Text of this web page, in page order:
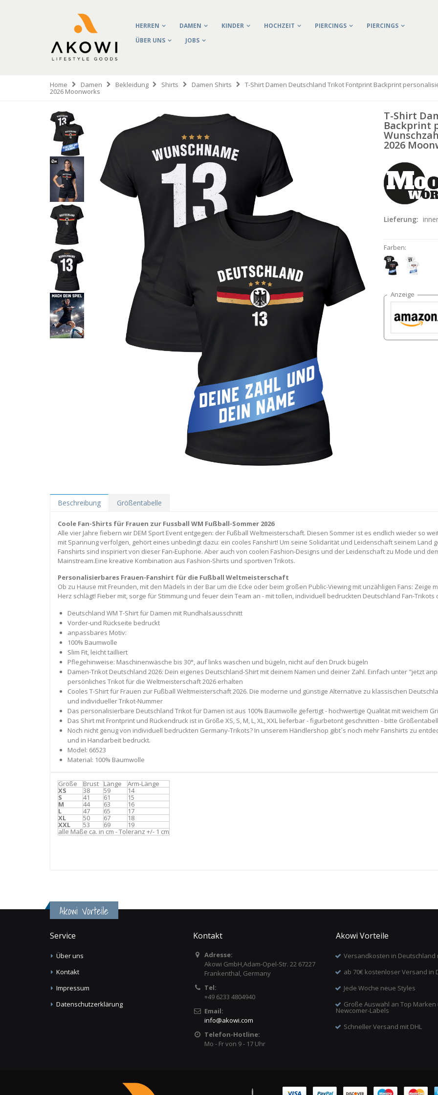
HERREN DAMEN KINDER HOCHZEIT PIERCINGS
PIERCINGS
ÜBER UNS
JOBS
Home Damen Bekleidung Shirts Damen Shirts T-Shirt Damen Deutschland Trikot Fontprint Backprint
2026 Moonworks
T-Shirt
Backprint
2026
Lieferung:
Farben:
Beschreibung Größentabelle
Coole Fan-Shirts für Frauen zur Fussball WM Fußball-Sommer 2026
Alle vier Jahre fiebern wir DEM Sport Event entgegen: der Fußball Weltmeisterschaft. Diesen Sommer ist es endlich wieder so
mit Spannung verfolgen, gehört eines unbedingt dazu: ein cooles Fanshirt! Um seine Solidarität und Leidenschaft seinem
Fanshirts sind inspiriert von dieser Fan-Euphorie. Aber auch von coolen Fashion-Designs und der Leidenschaft zu Mode und
Mainstream.Eine kreative Kombination aus Fashion-Shirts und sportiven Trikots.
Personalisierbares Frauen-Fanshirt für die Fußball Weltmeisterschaft
Ob zu Hause mit Freunden, mit den Mädels in der Bar um die Ecke oder beim großen Public-Viewing mit unzähligen Fans:
Herz schlägt! Fieber mit, sorge für Stimmung und feuer dein Team an - mit tollen, individuell bedruckten Deutschland Fan-
Deutschland WM T-Shirt für Damen mit Rundhalsausschnitt
Vorder-und Rückseite bedruckt
anpassbares Motiv:
100% Baumwolle
Slim Fit, leicht tailliert
Pflegehinweise: Maschinenwäsche bis 30°, auf links waschen und bügeln, nicht auf den Druck bügeln
Damen-Trikot Deutschland 2026: Dein eigenes Deutschland-Shirt mit deinem Namen und deiner Zahl. Einfach unter "jetzt
persönliches Trikot für die Weltmeisterschaft 2026 erhalten
Cooles T-Shirt für Frauen zur Fußball Weltmeisterschaft 2026. Die moderne und günstige Alternative zu klassischen
und individueller Trikot-Nummer
Das personalisierbare Deutschland Trikot für Damen ist aus 100% Baumwolle gefertigt - hochwertige Qualität mit weichem
Das Shirt mit Frontprint und Rückendruck ist in Größe XS, S, M, L, XL, XXL lieferbar - figurbetont geschnitten - bitte
Noch nicht genug von individuell bedruckten Germany-Trikots? In unserem Händlershop gibt`s noch mehr Fanshirts zu
und in Handarbeit bedruckt.
Model: 66523
Material: 100% Baumwolle
Größe Brust Länge Arm-Länge
XS 38 59 14
S 41 61 15
M 44 63 16
L 47 65 17
XL 50 67 18
XXL 53 69 19
alle Maße ca. in cm - Toleranz +/- 1 cm
Akowi Vorteile
Service
Über uns
Kontakt
Impressum
Datenschutzerklärung
Kontakt
Adresse:
Akowi GmbH,Adam-Opel-Str. 22 67227
Frankenthal, Germany
Tel:
+49 6233 4804940
Email:
info@akowi.com
Telefon-Hotline:
Mo - Fr von 9 - 17 Uhr
Akowi Vorteile
Versandkosten in Deutschland
ab 70€ kostenloser Versand in
Jede Woche neue Styles
Große Auswahl an Top Marken
Newcomer-Labels
Schneller Versand mit DHL